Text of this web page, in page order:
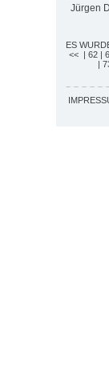
Jürgen
ES
<< | 62 |
|